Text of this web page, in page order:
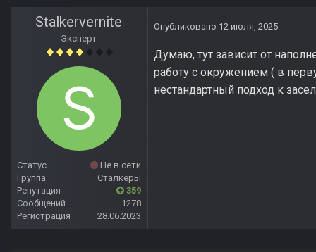
Stalkervernite
Эксперт
Статус
Не в сети
Группа
Сталкеры
Репутация
359
Сообщений
1278
Регистрация
28.06.2023
Опубликовано 12 июля, 2025
Думаю, тут зависит от
работу с окружением ( в
нестандартный подход к